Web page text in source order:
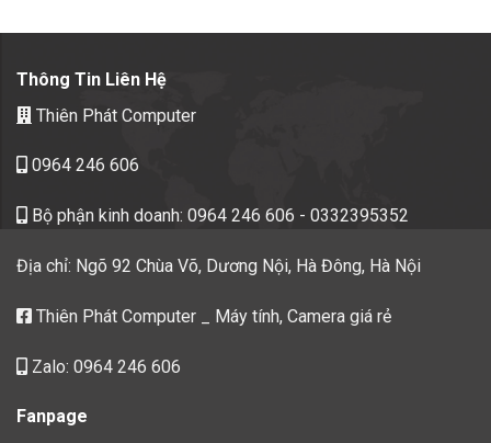
Thông Tin Liên Hệ
Thiên Phát Computer
0964 246 606
Bộ phận kinh doanh: 0964 246 606 - 0332395352
Địa chỉ: Ngõ 92 Chùa Võ, Dương Nội, Hà Đông, Hà Nội
Thiên Phát Computer _ Máy tính, Camera giá rẻ
Zalo: 0964 246 606
Fanpage